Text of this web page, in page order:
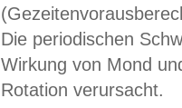
Die periodischen
Wirkung von Mond
Rotation verursacht.